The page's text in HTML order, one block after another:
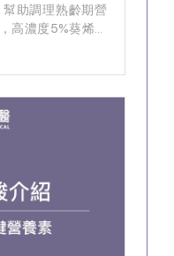
助調理熟齡期營
高濃度5%葵烯酸
驗。